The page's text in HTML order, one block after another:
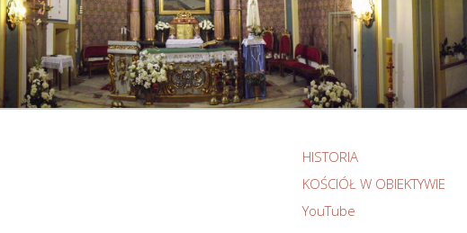
HISTORIA
KOŚCIÓŁ W OBIEKTYWIE
YouTube